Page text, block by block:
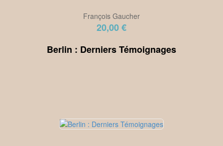
François Gaucher
20,00 €
Berlin : Derniers Témoignages